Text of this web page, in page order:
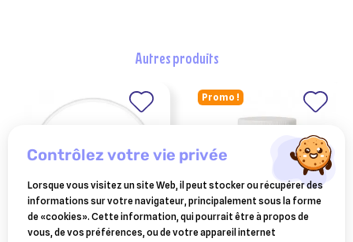
autres produits
ESC LABORATOIRE
Promo !
AUDEVARD
contrôlez votre vie privée
Lorsque vous visitez un site Web, il peut stocker ou récupérer des
informations sur votre navigateur, principalement sous la forme
de «cookies». Cette information, qui pourrait être à propos de
vous, de vos préférences, ou de votre appareil internet